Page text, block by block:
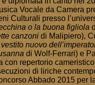
Vocale da Camera
Culturali presso
o la buona figliola
canzoni di Malipiero),
vestito nuovo
di Wolf-Ferrari) e
con repertorio
di liriche
Abbado 2015 per